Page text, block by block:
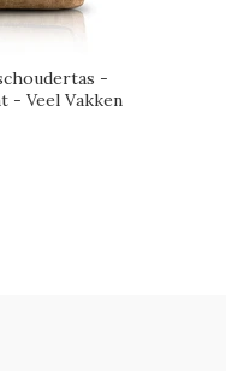
-
- Veel Vakken